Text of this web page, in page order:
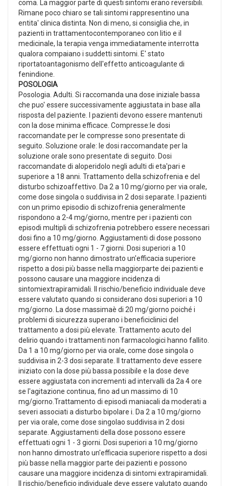
coma. La maggior parte di questi sintomi erano reversibili.
Rimane poco chiaro se tali sintomi rappresentino una
entita' clinica distinta. Non di meno, si consiglia che, in
pazienti in trattamentocontemporaneo con litio e il
medicinale, la terapia venga immediatamente interrotta
qualora compaiano i suddetti sintomi. E' stato
riportatoantagonismo dell'effetto anticoagulante di
fenindione.
POSOLOGIA
Posologia. Adulti. Si raccomanda una dose iniziale bassa
che puo' essere successivamente aggiustata in base alla
risposta del paziente. I pazienti devono essere mantenuti
con la dose minima efficace. Compresse:le dosi
raccomandate per le compresse sono presentate di
seguito. Soluzione orale: le dosi raccomandate per la
soluzione orale sono presentate di seguito. Dosi
raccomandate di aloperidolo negli adulti di eta'pari e
superiore a 18 anni. Trattamento della schizofrenia e del
disturbo schizoaffettivo. Da 2 a 10 mg/giorno per via orale,
come dose singola o suddivisa in 2 dosi separate. I pazienti
con un primo episodio di schizofrenia generalmente
rispondono a 2-4 mg/giorno, mentre per i pazienti con
episodi multipli di schizofrenia potrebbero essere necessari
dosi fino a 10 mg/giorno. Aggiustamenti di dose possono
essere effettuati ogni 1 - 7 giorni. Dosi superiori a 10
mg/giorno non hanno dimostrato un'efficacia superiore
rispetto a dosi più basse nella maggiorparte dei pazienti e
possono causare una maggiore incidenza di
sintomiextrapiramidali. Il rischio/beneficio individuale deve
essere valutato quando si considerano dosi superiori a 10
mg/giorno. La dose massimaè di 20 mg/giorno poiché i
problemi di sicurezza superano i beneficiclinici del
trattamento a dosi più elevate. Trattamento acuto del
delirio quando i trattamenti non farmacologici hanno fallito.
Da 1 a 10 mg/giorno per via orale, come dose singola o
suddivisa in 2-3 dosi separate. Il trattamento deve essere
iniziato con la dose più bassa possibile e la dose deve
essere aggiustata con incrementi ad intervalli da 2a 4 ore
se l'agitazione continua, fino ad un massimo di 10
mg/giorno.Trattamento di episodi maniacali da moderati a
severi associati a disturbo bipolare i. Da 2 a 10 mg/giorno
per via orale, come dose singolao suddivisa in 2 dosi
separate. Aggiustamenti della dose possono essere
effettuati ogni 1 - 3 giorni. Dosi superiori a 10 mg/giorno
non hanno dimostrato un'efficacia superiore rispetto a dosi
più basse nella maggior parte dei pazienti e possono
causare una maggiore incidenza di sintomi extrapiramidali.
Il rischio/beneficio individuale deve essere valutato quando